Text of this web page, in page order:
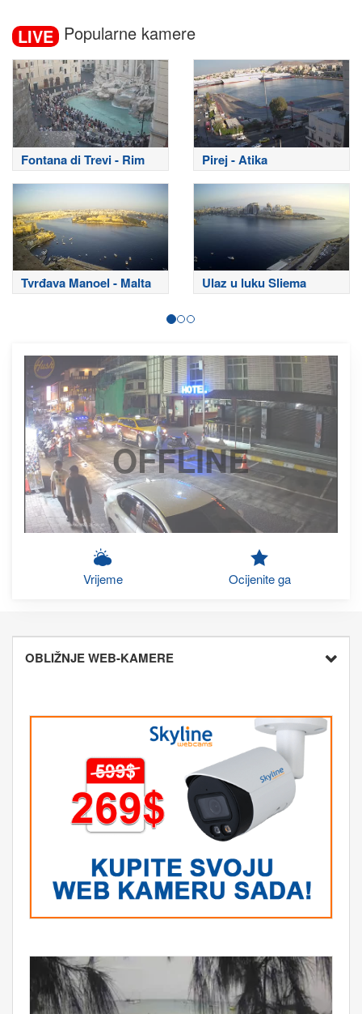
LIVE Popularne kamere
Fontana di Trevi - Rim Pirej - Atika
Tvrđava Manoel - Malta Ulaz u luku Sliema
OFFLINE
Vrijeme Ocijenite ga
OBLIŽNJE WEB-KAMERE